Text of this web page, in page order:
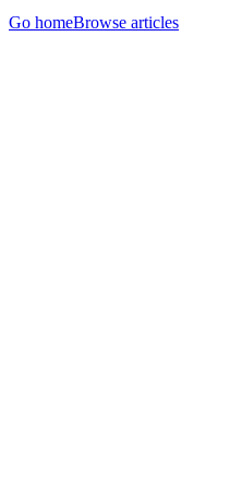
Go homeBrowse articles